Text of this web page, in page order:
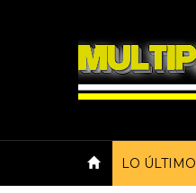
LO ÚLTIMO